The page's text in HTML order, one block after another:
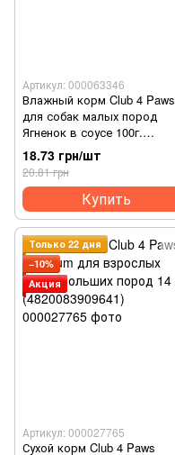
Артикул: 000063346
Влажный корм Club 4 Paws
для собак малых пород
Ягненок в соусе 100г.
(4820215363464)
18.73 грн/шт
20.81 грн
Купить
Только 22 дня
−10%
Акция
Артикул: 000027765
Сухой корм Club 4 Paws